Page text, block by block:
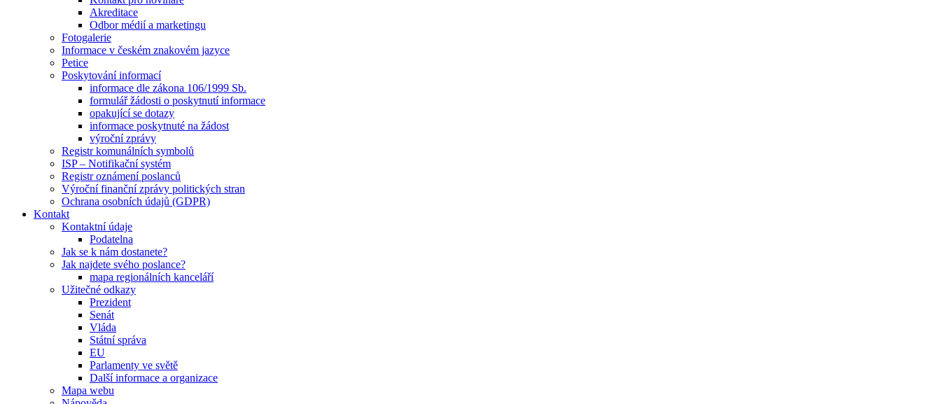
Akreditace
Odbor médií a marketingu
Fotogalerie
Informace v českém znakovém jazyce
Petice
Poskytování informací
informace dle zákona 106/1999 Sb.
formulář žádosti o poskytnutí informace
opakující se dotazy
informace poskytnuté na žádost
výroční zprávy
Registr komunálních symbolů
ISP – Notifikační systém
Registr oznámení poslanců
Výroční finanční zprávy politických stran
Ochrana osobních údajů (GDPR)
Kontakt
Kontaktní údaje
Podatelna
Jak se k nám dostanete?
Jak najdete svého poslance?
mapa regionálních kanceláří
Užitečné odkazy
Prezident
Senát
Vláda
Státní správa
EU
Parlamenty ve světě
Další informace a organizace
Mapa webu